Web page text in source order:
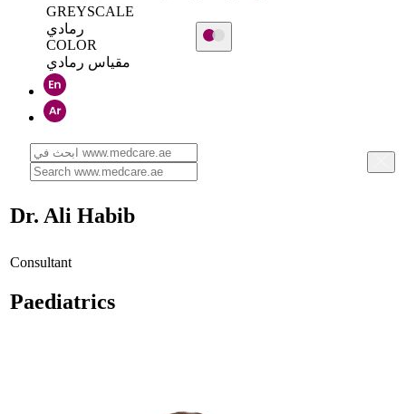
GREYSCALE
رمادي
COLOR
مقياس رمادي
Dr. Ali Habib
Consultant
Paediatrics